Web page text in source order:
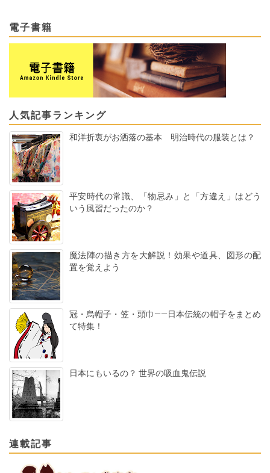
電子書籍
人気記事ランキング
和洋折衷がお洒落の基本 明治時代の服装とは？
平安時代の常識、「物忌み」と「方違え」はどう
いう風習だったのか？
魔法陣の描き方を大解説！効果や道具、図形の配
置を覚えよう
冠・烏帽子・笠・頭巾――日本伝統の帽子をまとめ
て特集！
日本にもいるの？ 世界の吸血鬼伝説
連載記事